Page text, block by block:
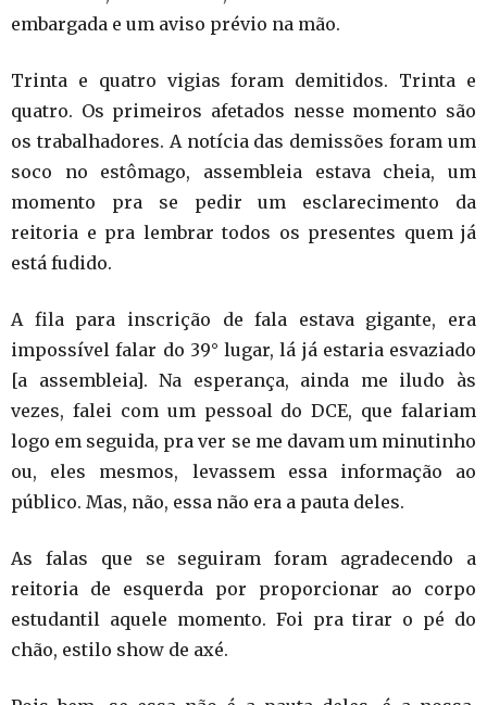
embargada e um aviso prévio na mão.
Trinta e quatro vigias foram demitidos. Trinta e
quatro. Os primeiros afetados nesse momento são
os trabalhadores. A notícia das demissões foram um
soco no estômago, assembleia estava cheia, um
momento pra se pedir um esclarecimento da
reitoria e pra lembrar todos os presentes quem já
está fudido.
A fila para inscrição de fala estava gigante, era
impossível falar do 39° lugar, lá já estaria esvaziado
[a assembleia]. Na esperança, ainda me iludo às
vezes, falei com um pessoal do DCE, que falariam
logo em seguida, pra ver se me davam um minutinho
ou, eles mesmos, levassem essa informação ao
público. Mas, não, essa não era a pauta deles.
As falas que se seguiram foram agradecendo a
reitoria de esquerda por proporcionar ao corpo
estudantil aquele momento. Foi pra tirar o pé do
chão, estilo show de axé.